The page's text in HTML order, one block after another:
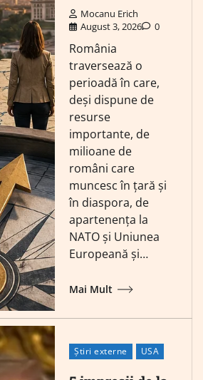
Mocanu Erich
August 3, 2026
0
România
traversează o
perioadă în care,
deși dispune de
resurse
importante, de
milioane de
români care
muncesc în țară și
în diaspora, de
apartenența la
NATO și Uniunea
Europeană și…
Mai Mult
Știri externe USA